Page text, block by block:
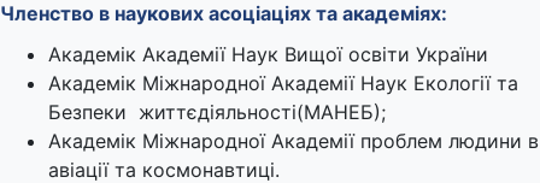
Членство в наукових асоціаціях та академіях:
Академік Академії Наук Вищої освіти України
Академік Міжнародної Академії Наук Екології та
Безпеки життєдіяльності(МАНЕБ);
Академік Міжнародної Академії проблем людини в
авіації та космонавтиці.